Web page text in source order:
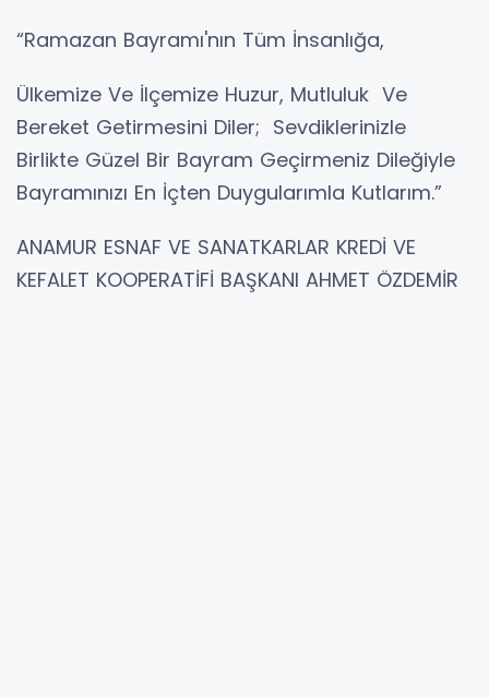
“Ramazan Bayramı'nın Tüm İnsanlığa,
Ülkemize Ve İlçemize Huzur, Mutluluk Ve
Bereket Getirmesini Diler; Sevdiklerinizle
Birlikte Güzel Bir Bayram Geçirmeniz Dileğiyle
Bayramınızı En İçten Duygularımla Kutlarım.”
ANAMUR ESNAF VE SANATKARLAR KREDİ VE
KEFALET KOOPERATİFİ BAŞKANI AHMET ÖZDEMİR